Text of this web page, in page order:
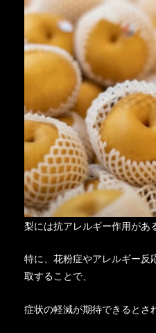
梨には抗アレルギー作用があ
特に、花粉症やアレルギー反
取することで、
症状の軽減が期待できるとさ